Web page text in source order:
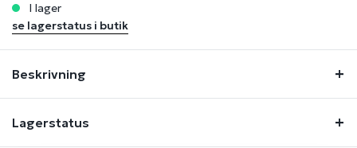
i lager
se lagerstatus i butik
Beskrivning
Lagerstatus